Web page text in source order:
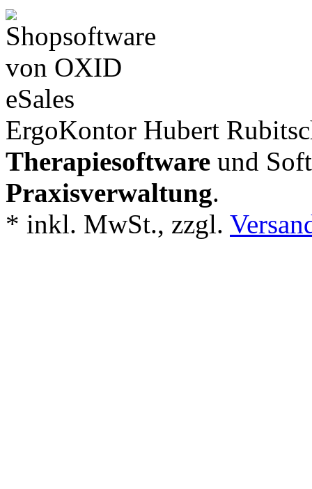
ErgoKontor Hubert
Therapiesoftware und
Praxisverwaltung.
* inkl. MwSt., zzgl.